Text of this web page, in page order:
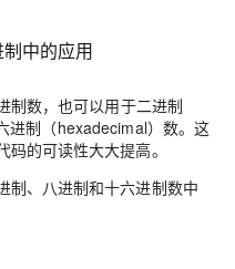
中的应用
制数，也可以用于二进制
进制（hexadecimal）数。这
的可读性大大提高。
制、八进制和十六进制数中